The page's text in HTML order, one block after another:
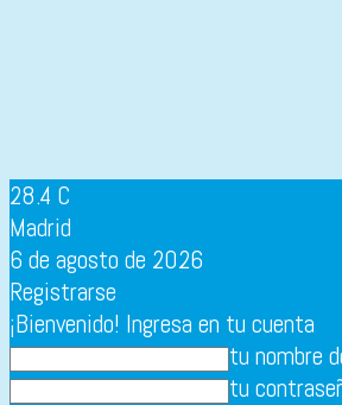
28.4 C
Madrid
6 de agosto de 2026
Registrarse
¡Bienvenido! Ingresa en tu cuenta
tu nombre
tu